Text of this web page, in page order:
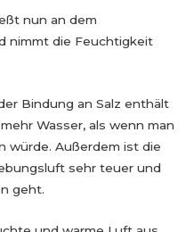
nun an dem
nimmt die Feuchtigkeit
Bindung an Salz enthält
Wasser, als wenn man
würde. Außerdem ist die
sehr teuer und
geht.